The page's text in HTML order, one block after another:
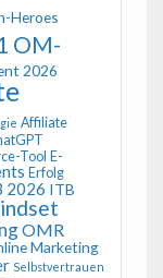
Heroes
OM-
2026
Affiliate
Tool E-
Erfolg
2026 ITB
OMR
Marketing
Selbstvertrauen